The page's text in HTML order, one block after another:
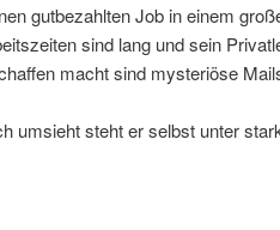
gutbezahlten Job in einem
sind lang und sein
macht sind mysteriöse
umsieht steht er selbst unter